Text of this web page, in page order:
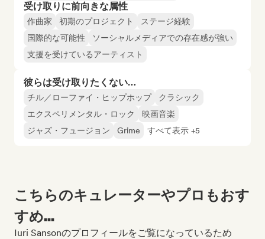
受け取りに前向きな属性
作曲家 初期のプロジェクト
ステージ経験
国際的な可能性
ソーシャルメディアでの存在感が強い
支援を受けているアーティスト
彼らは受け取りたくない…
チル／ローファイ・ヒップホップ
クラシック
エクスペリメンタル・ロック
映画音楽
ジャズ・フュージョン
Grime すべて表示 +5
こちらのキュレーターやプロもおす
すめ...
Iuri Sansonのプロフィールをご覧になっているため